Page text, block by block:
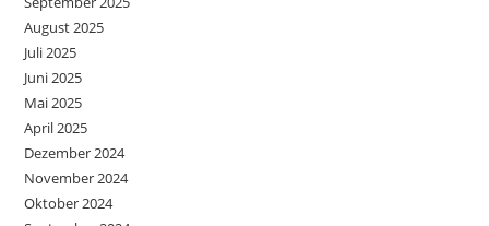
August 2025
Juli 2025
Juni 2025
Mai 2025
April 2025
Dezember 2024
November 2024
Oktober 2024